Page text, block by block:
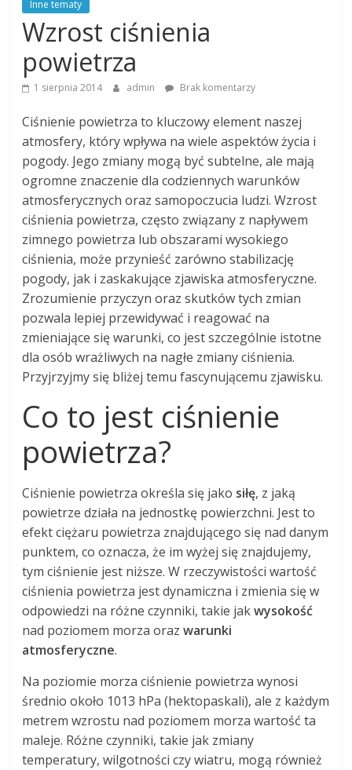
Inne tematy
Wzrost ciśnienia
powietrza
1 sierpnia 2014 admin Brak komentarzy
Ciśnienie powietrza to kluczowy element naszej
atmosfery, który wpływa na wiele aspektów życia i
pogody. Jego zmiany mogą być subtelne, ale mają
ogromne znaczenie dla codziennych warunków
atmosferycznych oraz samopoczucia ludzi. Wzrost
ciśnienia powietrza, często związany z napływem
zimnego powietrza lub obszarami wysokiego
ciśnienia, może przynieść zarówno stabilizację
pogody, jak i zaskakujące zjawiska atmosferyczne.
Zrozumienie przyczyn oraz skutków tych zmian
pozwala lepiej przewidywać i reagować na
zmieniające się warunki, co jest szczególnie istotne
dla osób wrażliwych na nagłe zmiany ciśnienia.
Przyjrzyjmy się bliżej temu fascynującemu zjawisku.
Co to jest ciśnienie
powietrza?
Ciśnienie powietrza określa się jako siłę, z jaką
powietrze działa na jednostkę powierzchni. Jest to
efekt ciężaru powietrza znajdującego się nad danym
punktem, co oznacza, że im wyżej się znajdujemy,
tym ciśnienie jest niższe. W rzeczywistości wartość
ciśnienia powietrza jest dynamiczna i zmienia się w
odpowiedzi na różne czynniki, takie jakwysokość
nad poziomem morza orazwarunki
atmosferyczne.
Na poziomie morza ciśnienie powietrza wynosi
średnio około 1013 hPa (hektopaskali), ale z każdym
metrem wzrostu nad poziomem morza wartość ta
maleje. Różne czynniki, takie jak zmiany
temperatury, wilgotności czy wiatru, mogą również